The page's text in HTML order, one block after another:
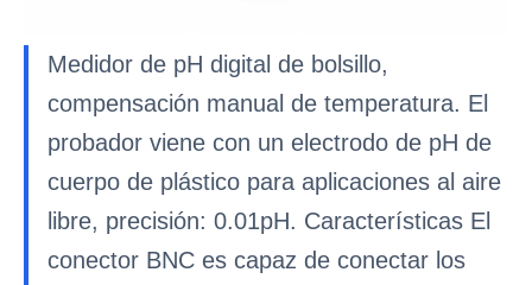
Medidor de pH digital de bolsillo,
compensación manual de temperatura. El
probador viene con un electrodo de pH de
cuerpo de plástico para aplicaciones al aire
libre, precisión: 0.01pH. Características El
conector BNC es capaz de conectar los